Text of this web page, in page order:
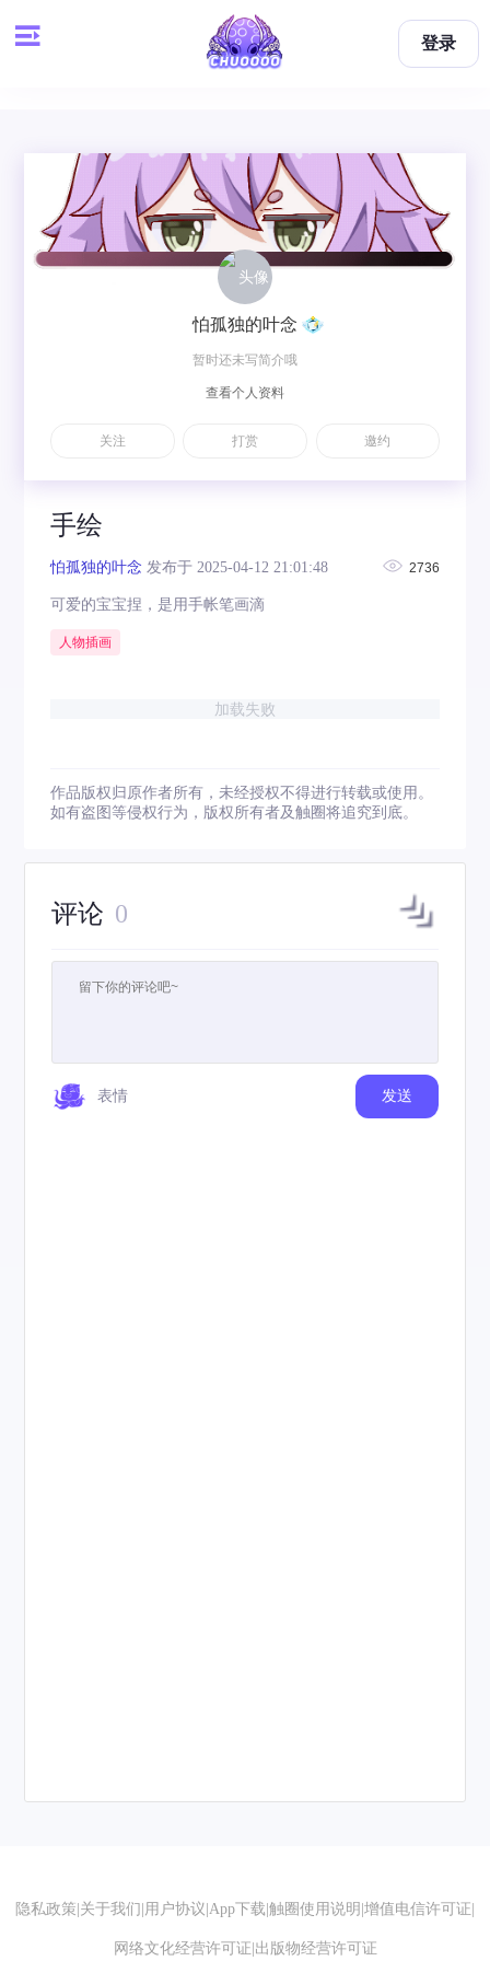
登录
手绘
怕孤独的叶念 发布于 2025-04-12 21:01:48 2736
可爱的宝宝捏，是用手帐笔画滴
人物插画
加载失败
作品版权归原作者所有，未经授权不得进行转载或使用。
如有盗图等侵权行为，版权所有者及触圈将追究到底。
评论 0
表情 发送
怕孤独的叶念
暂时还未写简介哦
查看个人资料
关注 打赏 邀约
隐私政策 关于我们 用户协议 App下载 触圈使用说明 增值电信许可证
网络文化经营许可证 出版物经营许可证